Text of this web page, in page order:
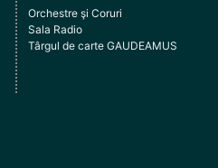
Orchestre şi Coruri
Sala Radio
Târgul de carte GAUDEAMUS